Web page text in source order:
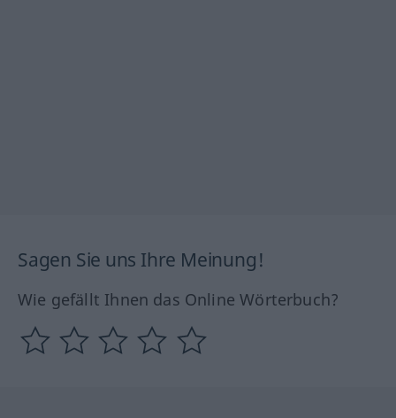
Sagen Sie uns Ihre Meinung!
Wie gefällt Ihnen das Online Wörterbuch?